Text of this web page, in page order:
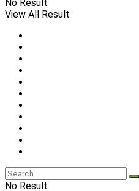
No Result
View All Result
No Result